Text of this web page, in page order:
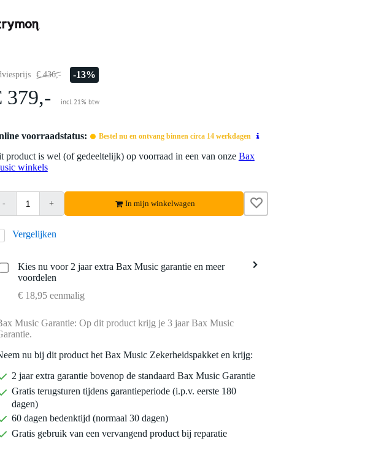
€ 436,- -13%
379,- incl. 21% btw
voorraadstatus: Bestel nu en ontvang binnen circa 14 werkdagen
product is wel (of gedeeltelijk) op voorraad in een van onze Bax
winkels
- + In mijn winkelwagen
Vergelijken
Kies nu voor 2 jaar extra Bax Music garantie en meer
voordelen
€ 18,95 eenmalig
Music Garantie: Op dit product krijg je 3 jaar Bax Music
nu bij dit product het Bax Music Zekerheidspakket en krijg:
2 jaar extra garantie bovenop de standaard Bax Music Garantie
Gratis terugsturen tijdens garantieperiode (i.p.v. eerste 180
dagen)
60 dagen bedenktijd (normaal 30 dagen)
Gratis gebruik van een vervangend product bij reparatie